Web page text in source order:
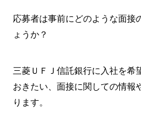
応募者は事前にどのような面接
ょうか？
三菱ＵＦＪ信託銀行に入社を希
おきたい、面接に関しての情報
ります。